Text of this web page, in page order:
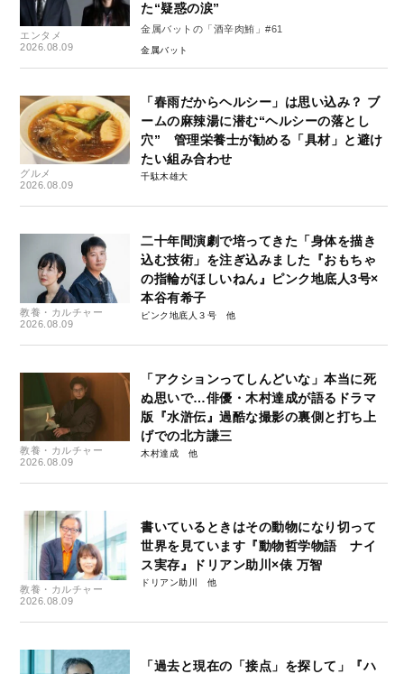
エンタメ
2026.08.09
た“疑惑の涙”
金属バットの「酒辛肉鮪」#61
金属バット
グルメ
2026.08.09
「春雨だからヘルシー」は思い込み？ ブ
ームの麻辣湯に潜む“ヘルシーの落とし
穴” 管理栄養士が勧める「具材」と避け
たい組み合わせ
千駄木雄大
教養・カルチャー
2026.08.09
二十年間演劇で培ってきた「身体を描き
込む技術」を注ぎ込みました『おもちゃ
の指輪がほしいねん』ピンク地底人3号×
本谷有希子
ピンク地底人３号
教養・カルチャー
2026.08.09
「アクションってしんどいな」本当に死
ぬ思いで…俳優・木村達成が語るドラマ
版『水滸伝』過酷な撮影の裏側と打ち上
げでの北方謙三
木村達成
教養・カルチャー
2026.08.09
書いているときはその動物になり切って
世界を見ています『動物哲学物語 ナイ
ス実存』ドリアン助川×俵 万智
ドリアン助川
「過去と現在の「接点」を探して」『ハ